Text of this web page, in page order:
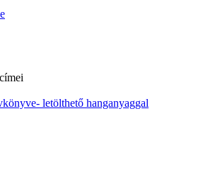
letölthető hanganyaggal